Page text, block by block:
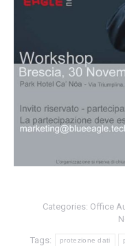
Categories: Office
Tags: protezione dati